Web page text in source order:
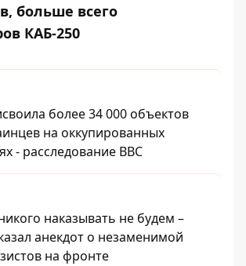
больше всего
КАБ-250
более 34 000 объектов
на оккупированных
- расследование BBC
наказывать не будем –
анекдот о незаменимой
на фронте